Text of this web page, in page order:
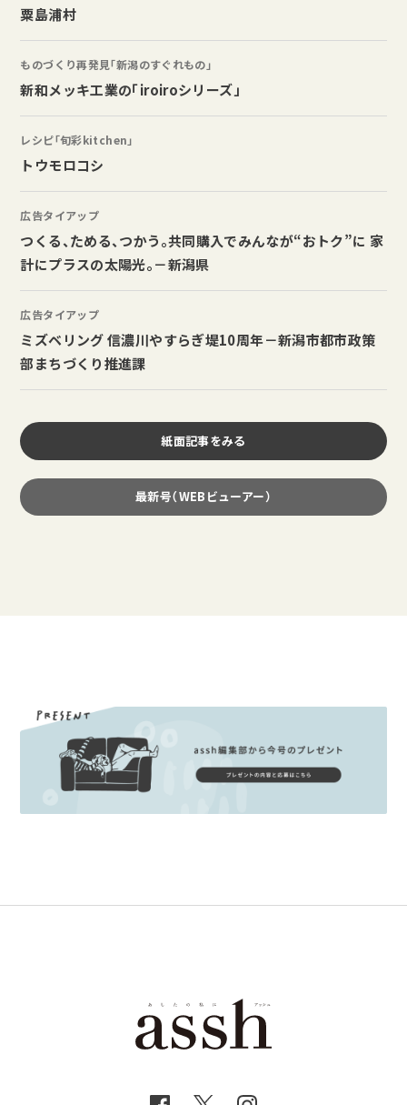
粟島浦村
ものづくり再発見「新潟のすぐれもの」
新和メッキ工業の「iroiroシリーズ」
レシピ「旬彩kitchen」
トウモロコシ
広告タイアップ
つくる、ためる、つかう。共同購入でみんなが“おトク”に 家
計にプラスの太陽光。－新潟県
広告タイアップ
ミズベリング 信濃川やすらぎ堤10周年－新潟市都市政策
部まちづくり推進課
紙面記事をみる
最新号（WEBビューアー）